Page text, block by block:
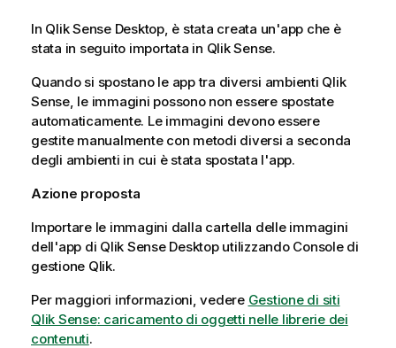
In Qlik Sense Desktop, è stata creata un'app che è
stata in seguito importata in Qlik Sense.
Quando si spostano le app tra diversi ambienti Qlik
Sense, le immagini possono non essere spostate
automaticamente. Le immagini devono essere
gestite manualmente con metodi diversi a seconda
degli ambienti in cui è stata spostata l'app.
Azione proposta
Importare le immagini dalla cartella delle immagini
dell'app di Qlik Sense Desktoputilizzando Console di
gestione Qlik.
Per maggiori informazioni, vedere Gestione di siti
Qlik Sense: caricamento di oggetti nelle librerie dei
contenuti.